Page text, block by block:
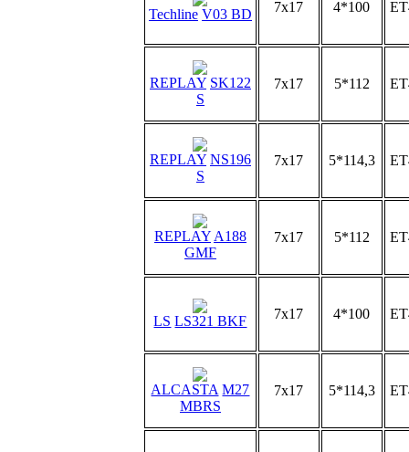
Techline V03 BD 7x17 4*100
REPLAY SK122
S
7x17 5*112
REPLAY NS196
S
7x17 5*114,3
REPLAY A188
GMF
7x17 5*112
LS LS321 BKF 7x17 4*100
ALCASTA M27
MBRS
7x17 5*114,3